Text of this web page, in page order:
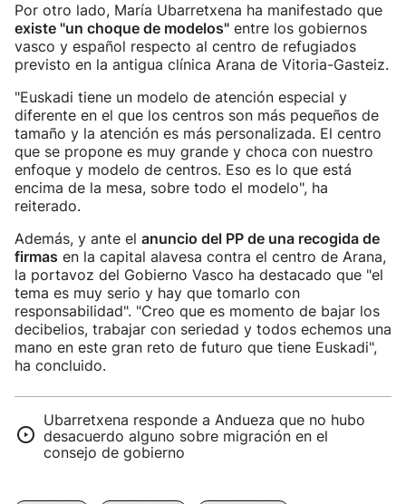
Por otro lado, María Ubarretxena ha manifestado que
existe "un choque de modelos" entre los gobiernos
vasco y español respecto al centro de refugiados
previsto en la antigua clínica Arana de Vitoria-Gasteiz.
"Euskadi tiene un modelo de atención especial y
diferente en el que los centros son más pequeños de
tamaño y la atención es más personalizada. El centro
que se propone es muy grande y choca con nuestro
enfoque y modelo de centros. Eso es lo que está
encima de la mesa, sobre todo el modelo", ha
reiterado.
Además, y ante el anuncio del PP de una recogida de
firmas en la capital alavesa contra el centro de Arana,
la portavoz del Gobierno Vasco ha destacado que "el
tema es muy serio y hay que tomarlo con
responsabilidad". "Creo que es momento de bajar los
decibelios, trabajar con seriedad y todos echemos una
mano en este gran reto de futuro que tiene Euskadi",
ha concluido.
Ubarretxena responde a Andueza que no hubo
desacuerdo alguno sobre migración en el
consejo de gobierno